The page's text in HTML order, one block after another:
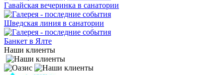
Гавайская вечеринка в санатории
Шведская линия в санатории
Банкет в Ялте
Наши клиенты